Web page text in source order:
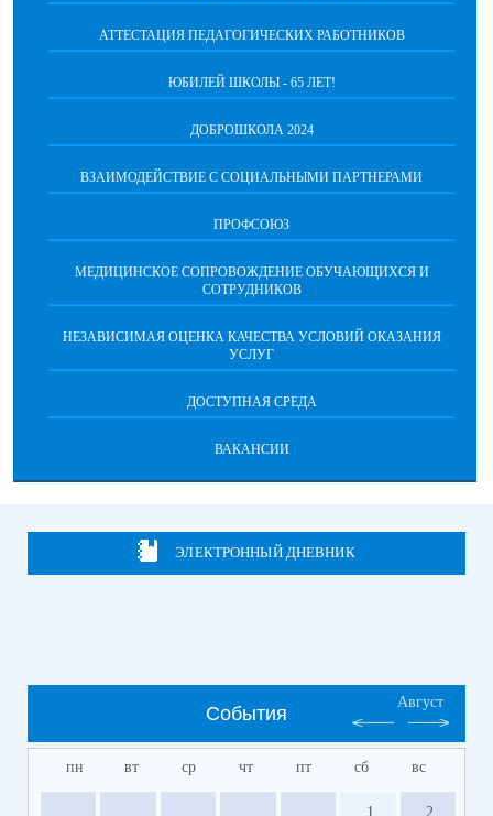
АТТЕСТАЦИЯ ПЕДАГОГИЧЕСКИХ РАБОТНИКОВ
ЮБИЛЕЙ ШКОЛЫ - 65 ЛЕТ!
ДОБРОШКОЛА 2024
ВЗАИМОДЕЙСТВИЕ С СОЦИАЛЬНЫМИ ПАРТНЕРАМИ
ПРОФСОЮЗ
МЕДИЦИНСКОЕ СОПРОВОЖДЕНИЕ ОБУЧАЮЩИХСЯ И
СОТРУДНИКОВ
НЕЗАВИСИМАЯ ОЦЕНКА КАЧЕСТВА УСЛОВИЙ ОКАЗАНИЯ
УСЛУГ
ДОСТУПНАЯ СРЕДА
ВАКАНСИИ
ЭЛЕКТРОННЫЙ ДНЕВНИК
События
Август
пн вт ср чт пт сб вс
1 2